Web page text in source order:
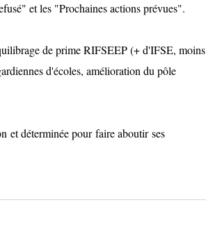
et les "Prochaines actions prévues".
de prime RIFSEEP (+ d'IFSE, moins
d'écoles, amélioration du pôle
et déterminée pour faire aboutir ses